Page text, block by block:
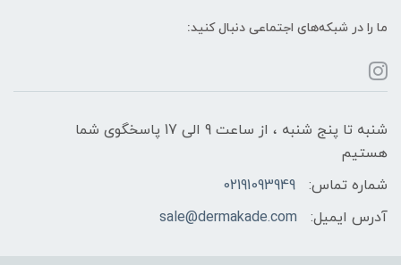
ما را در شبکه‌های اجتماعی دنبال کنید:
شنبه تا پنج شنبه ، از ساعت 9 الی 17 پاسخگوی شما
هستیم
شماره تماس:
02191093949
آدرس ایمیل:
sale@dermakade.com